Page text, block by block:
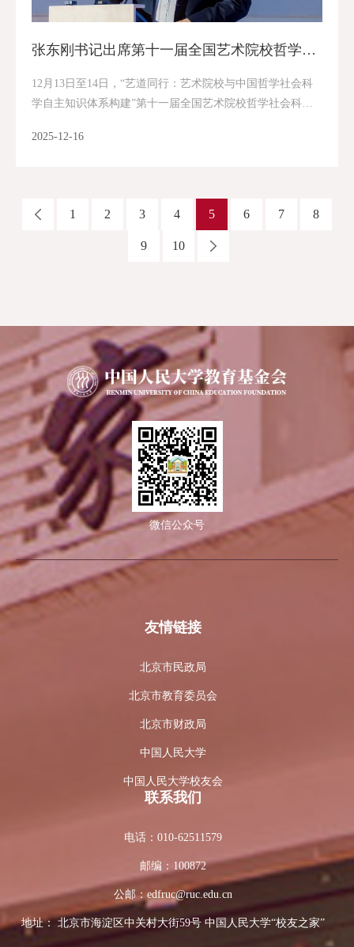
张东刚书记出席第十一届全国艺术院校哲学社会科学发展论坛并作主旨发言
12月13日至14日，“艺道同行：艺术院校与中国哲学社会科
学自主知识体系构建”第十一届全国艺术院校哲学社会科学
部社会科学司二级巡视员魏贻恒，浙江省...
2025-12-16
1 2 3 4 5 6 7 8
9 10
微信公众号
友情链接
北京市民政局
北京市教育委员会
北京市财政局
中国人民大学
中国人民大学校友会
联系我们
电话： 010-62511579
邮编： 100872
公邮： edfruc@ruc.edu.cn
地址：北京市海淀区中关村大街59号 中国人民大学“校友之家”